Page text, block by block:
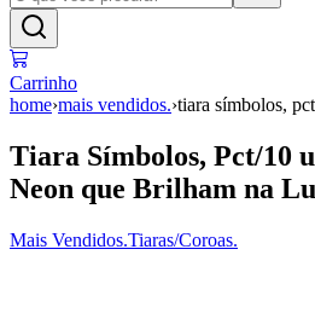
Carrinho
home›mais vendidos.›tiara símbolos,
Tiara Símbolos, Pct/10
Neon que Brilham na
Mais Vendidos.Tiaras/Coroas.